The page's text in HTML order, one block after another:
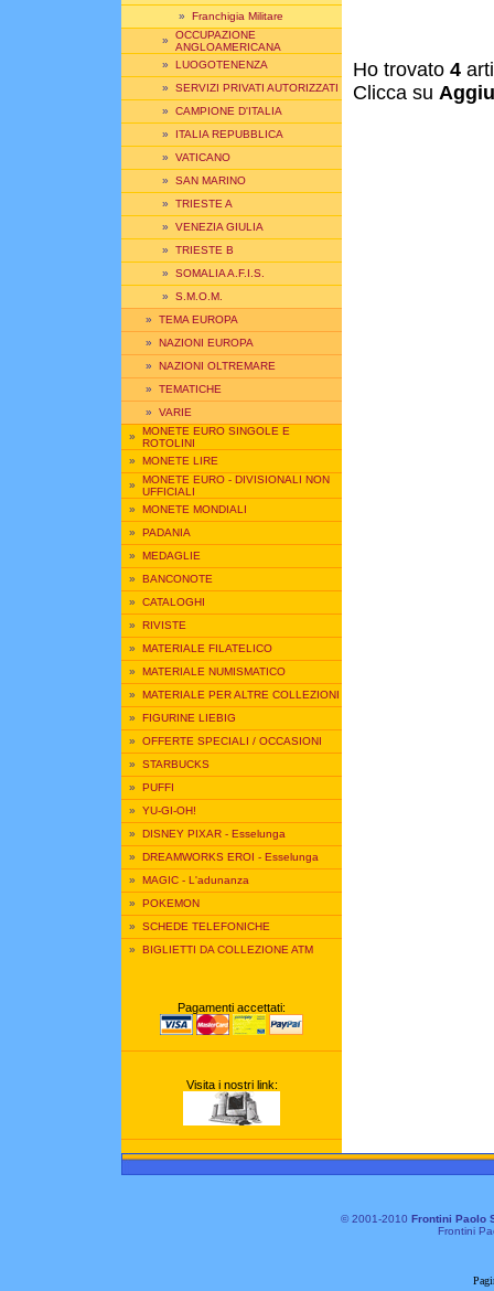
» Franchigia Militare
» OCCUPAZIONE
ANGLOAMERICANA
» LUOGOTENENZA
» SERVIZI PRIVATI AUTORIZZATI
» CAMPIONE D'ITALIA
» ITALIA REPUBBLICA
» VATICANO
» SAN MARINO
» TRIESTE A
» VENEZIA GIULIA
» TRIESTE B
» SOMALIA A.F.I.S.
» S.M.O.M.
» TEMA EUROPA
» NAZIONI EUROPA
» NAZIONI OLTREMARE
» TEMATICHE
» VARIE
» MONETE EURO SINGOLE E
ROTOLINI
» MONETE LIRE
» MONETE EURO - DIVISIONALI NON
UFFICIALI
» MONETE MONDIALI
» PADANIA
» MEDAGLIE
» BANCONOTE
» CATALOGHI
» RIVISTE
» MATERIALE FILATELICO
» MATERIALE NUMISMATICO
» MATERIALE PER ALTRE COLLEZIONI
» FIGURINE LIEBIG
» OFFERTE SPECIALI / OCCASIONI
» STARBUCKS
» PUFFI
» YU-GI-OH!
» DISNEY PIXAR - Esselunga
» DREAMWORKS EROI - Esselunga
» MAGIC - L'adunanza
» POKEMON
» SCHEDE TELEFONICHE
» BIGLIETTI DA COLLEZIONE ATM
Pagamenti accettati:
Visita i nostri link:
Ho trovato 4
Clicca su
© 2001-2010 Frontini Paolo
Frontini